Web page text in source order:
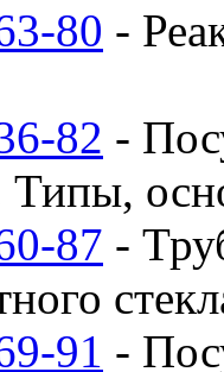
80 -
82 -
Типы,
87 -
91 -